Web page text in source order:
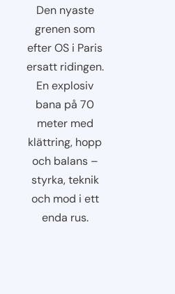
Den nyaste
grenen som
efter OS i Paris
ersatt ridingen.
En explosiv
bana på 70
meter med
klättring, hopp
och balans –
styrka, teknik
och mod i ett
enda rus.